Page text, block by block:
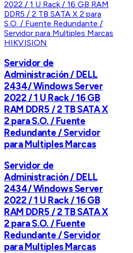
HIKVISION
Servidor de
Administración / DELL
2434/ Windows Server
2022 / 1 U Rack / 16 GB
RAM DDR5 / 2 TB SATA X
2 para S.O. / Fuente
Redundante / Servidor
para Multiples Marcas
Servidor de
Administración / DELL
2434/ Windows Server
2022 / 1 U Rack / 16 GB
RAM DDR5 / 2 TB SATA X
2 para S.O. / Fuente
Redundante / Servidor
para Multiples Marcas